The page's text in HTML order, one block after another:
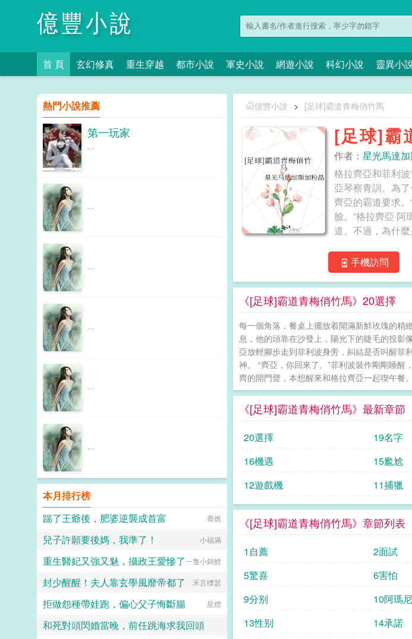
億豐小說
首 頁 玄幻修真 重生穿越 都市小說 軍史小說 網遊小說 科幻小說 靈異小
億豐小說 > [足球]霸道青梅俏竹馬
[足球]霸
作者： 星光馬達
格拉齊亞和菲利
亞琴察青訓。為
齊亞的霸道要求
臉。”格拉齊亞·
道。不過，為什
事，更重要的是
催生的粉絲。倒
菲利波的戀愛故
潔，嚴重ooc。2.
手機訪問
《[足球]霸道青梅俏竹馬》20選擇
每一個角落，餐桌上擺放着開滿新鮮玫瑰的精
息，他的頭靠在沙發上，陽光下的睫毛的投影
亞放輕腳步走到菲利波身旁，糾結是否叫醒菲
神。 “齊亞，你回來了。”菲利波裝作剛剛睡
齊的開門聲，本想醒來和格拉齊亞一起喫午餐
《[足球]霸道青梅俏竹馬》最新章節
20選擇 19名字
16機遇
15尷尬
12遊戲機
11捕獵
《[足球]霸道青梅俏竹馬》章節列表
1自薦 2面試
5驚喜
6害怕
9分别
10阿瑪尼
13性别
14承諾
熱門小說推薦
第一玩家
...
...
...
...
...
...
本月排行榜
踹了王爺後，肥婆逆襲成首富
喬燃
兒子許願要後媽，我準了！ 小福滿
重生醫妃又強又魅，攝政王愛慘了一隻小錦鯉
封少醒醒！夫人靠玄學風靡帝都了 禾言櫟瑟
拒做怨種帶娃跑，偏心父子悔斷腸 星熠
和死對頭閃婚當晚，前任跳海求我回頭